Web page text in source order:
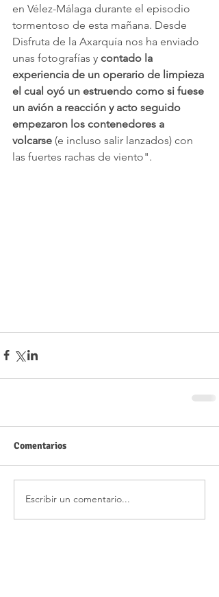
en Vélez-Málaga durante el episodio
tormentoso de esta mañana. Desde
Disfruta de la Axarquía nos ha enviado
unas fotografías y contado la
experiencia de un operario de limpieza
el cual oyó un estruendo como si fuese
un avión a reacción y acto seguido
empezaron los contenedores a
volcarse (e incluso salir lanzados) con
las fuertes rachas de viento".
Comentarios
Escribir un comentario...